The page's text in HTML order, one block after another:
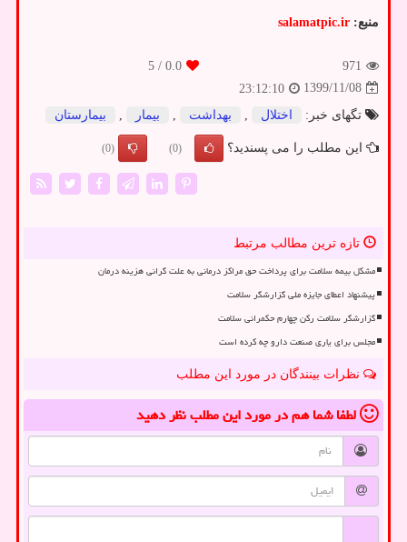
منبع: salamatpic.ir
971
0.0
/ 5
1399/11/08
23:12:10
تگهای خبر:
اختلال بهداشت بیمار بیمارستان
این مطلب را می پسندید؟ (0)
(0)
تازه ترین مطالب مرتبط
مشکل بیمه سلامت برای پرداخت حق مراکز درمانی به علت گرانی هزینه درمان
پیشنهاد اعطای جایزه ملی گزارشگر سلامت
گزارشگر سلامت رکن چهارم حکمرانی سلامت
مجلس برای یاری صنعت دارو چه کرده است
نظرات بینندگان در مورد این مطلب
لطفا شما همدر مورد این مطلبنظر دهید